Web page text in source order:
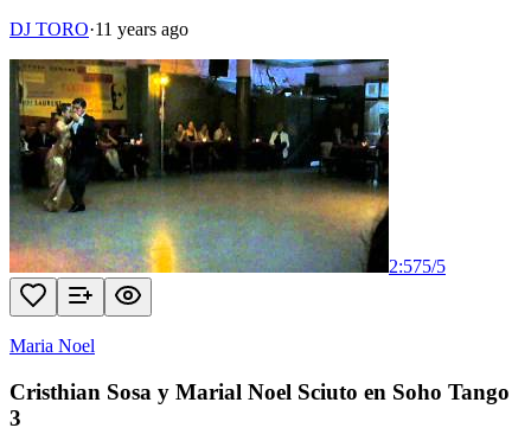
DJ TORO·11 years ago
2:575/5
Maria Noel
Cristhian Sosa y Marial Noel Sciuto en Soho Tango
3